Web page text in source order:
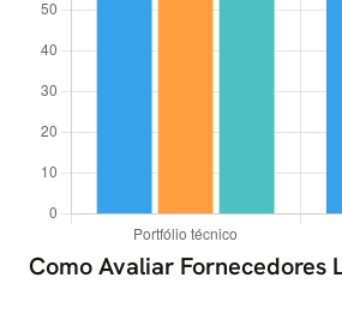
Como Avaliar Fornecedores